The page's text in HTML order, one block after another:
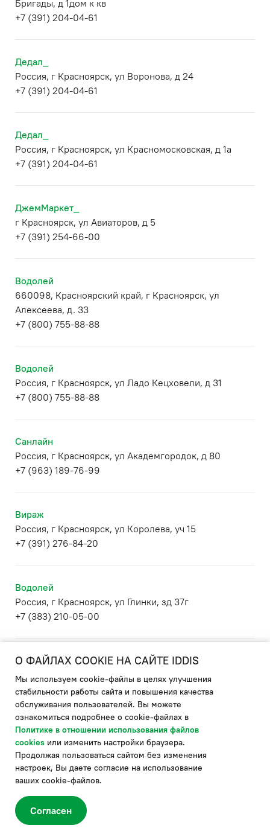
Бригады, д 1дом к кв
+7 (391) 204-04-61
Дедал_
Россия, г Красноярск, ул Воронова, д 24
+7 (391) 204-04-61
Дедал_
Россия, г Красноярск, ул Красномосковская, д 1а
+7 (391) 204-04-61
ДжемМаркет_
г Красноярск, ул Авиаторов, д 5
+7 (391) 254-66-00
Водолей
660098, Красноярский край, г Красноярск, ул
Алексеева, д. 33
+7 (800) 755-88-88
Водолей
Россия, г Красноярск, ул Ладо Кецховели, д 31
+7 (800) 755-88-88
Санлайн
Россия, г Красноярск, ул Академгородок, д 80
+7 (963) 189-76-99
Вираж
Россия, г Красноярск, ул Королева, уч 15
+7 (391) 276-84-20
Водолей
Россия, г Красноярск, ул Глинки, зд 37г
+7 (383) 210-05-00
Вираж
г Красноярск, ул Академика Вавилова, д 1 стр 10
+7 (391) 277-77-77
Вираж
г Красноярск, ул Свердловская, д 69
+7 (391) 219-44-44
Водолей
Россия, г Красноярск, ул Карла Маркса, д 41
О ФАЙЛАХ COOKIE НА САЙТЕ IDDIS
Мы используем cookie-файлы в целях улучшения
стабильности работы сайта и повышения качества
обслуживания пользователей. Вы можете
ознакомиться подробнее о cookie-файлах в
Политике в отношении использования файлов
cookies или изменить настройки браузера.
Продолжая пользоваться сайтом без изменения
настроек, Вы даете согласие на использование
ваших cookie-файлов.
Согласен